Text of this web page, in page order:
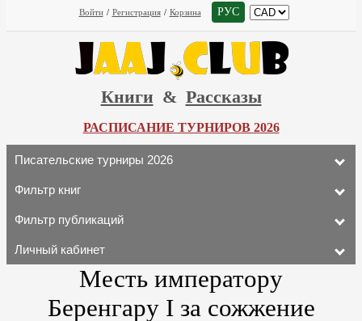
Войти / Регистрация / Корзина РУС
Книги & Рассказы
РАСПИСАНИЕ ТУРНИРОВ 2026
Писательские турниры 2026
Фильтр книг
Фильтр публикаций
Личный кабинет
Месть императору
Беренгару I за сожжение